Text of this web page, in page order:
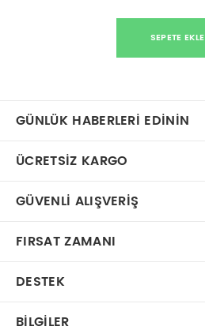
SEPETE EKLE
GÜNLÜK HABERLERİ EDİNİN
ÜCRETSIZ KARGO
GÜVENLI ALIŞVERIŞ
FIRSAT ZAMANI
DESTEK
BILGILER